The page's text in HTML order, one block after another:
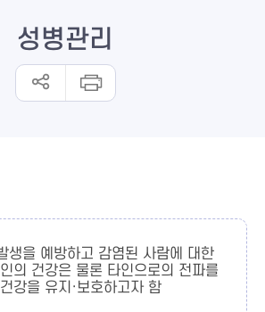
성병관리
생을 예방하고 감염된 사람에 대한
의 건강은 물론 타인으로의 전파를
강을 유지·보호하고자 함